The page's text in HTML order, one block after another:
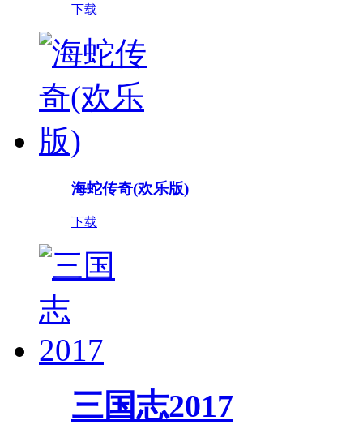
下载
海蛇传奇(欢乐版)
下载
三国志2017